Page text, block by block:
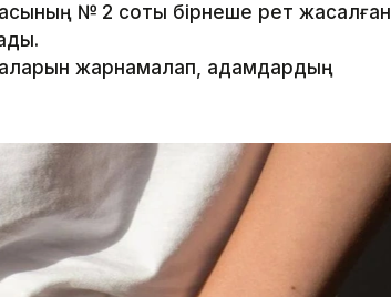
№ 2 соты бірнеше рет жасалған
жарнамалап, адамдардың